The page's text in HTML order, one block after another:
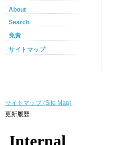
About
Search
免責
サイトマップ
サイトマップ (Site Map)
更新履歴